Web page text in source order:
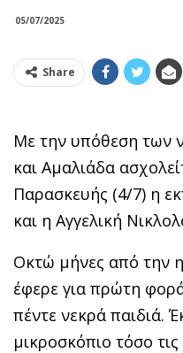
05/07/2025
Share
Με την υπόθεση των
και Αμαλιάδα
Παρασκευής (4/7) η
και η Αγγελική
Οκτώ μήνες από την
έφερε για πρώτη
πέντε νεκρά παιδιά.
μικροσκόπιο τόσο